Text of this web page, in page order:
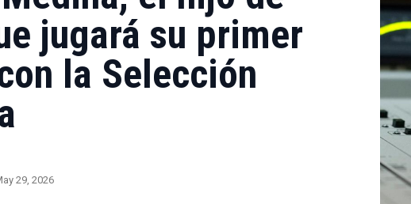
jugará su primer
la Selección
29, 2026